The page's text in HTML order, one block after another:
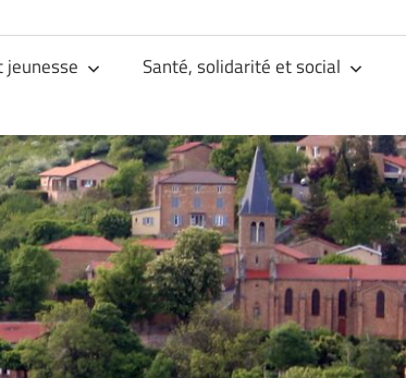
jeunesse Santé, solidarité et social